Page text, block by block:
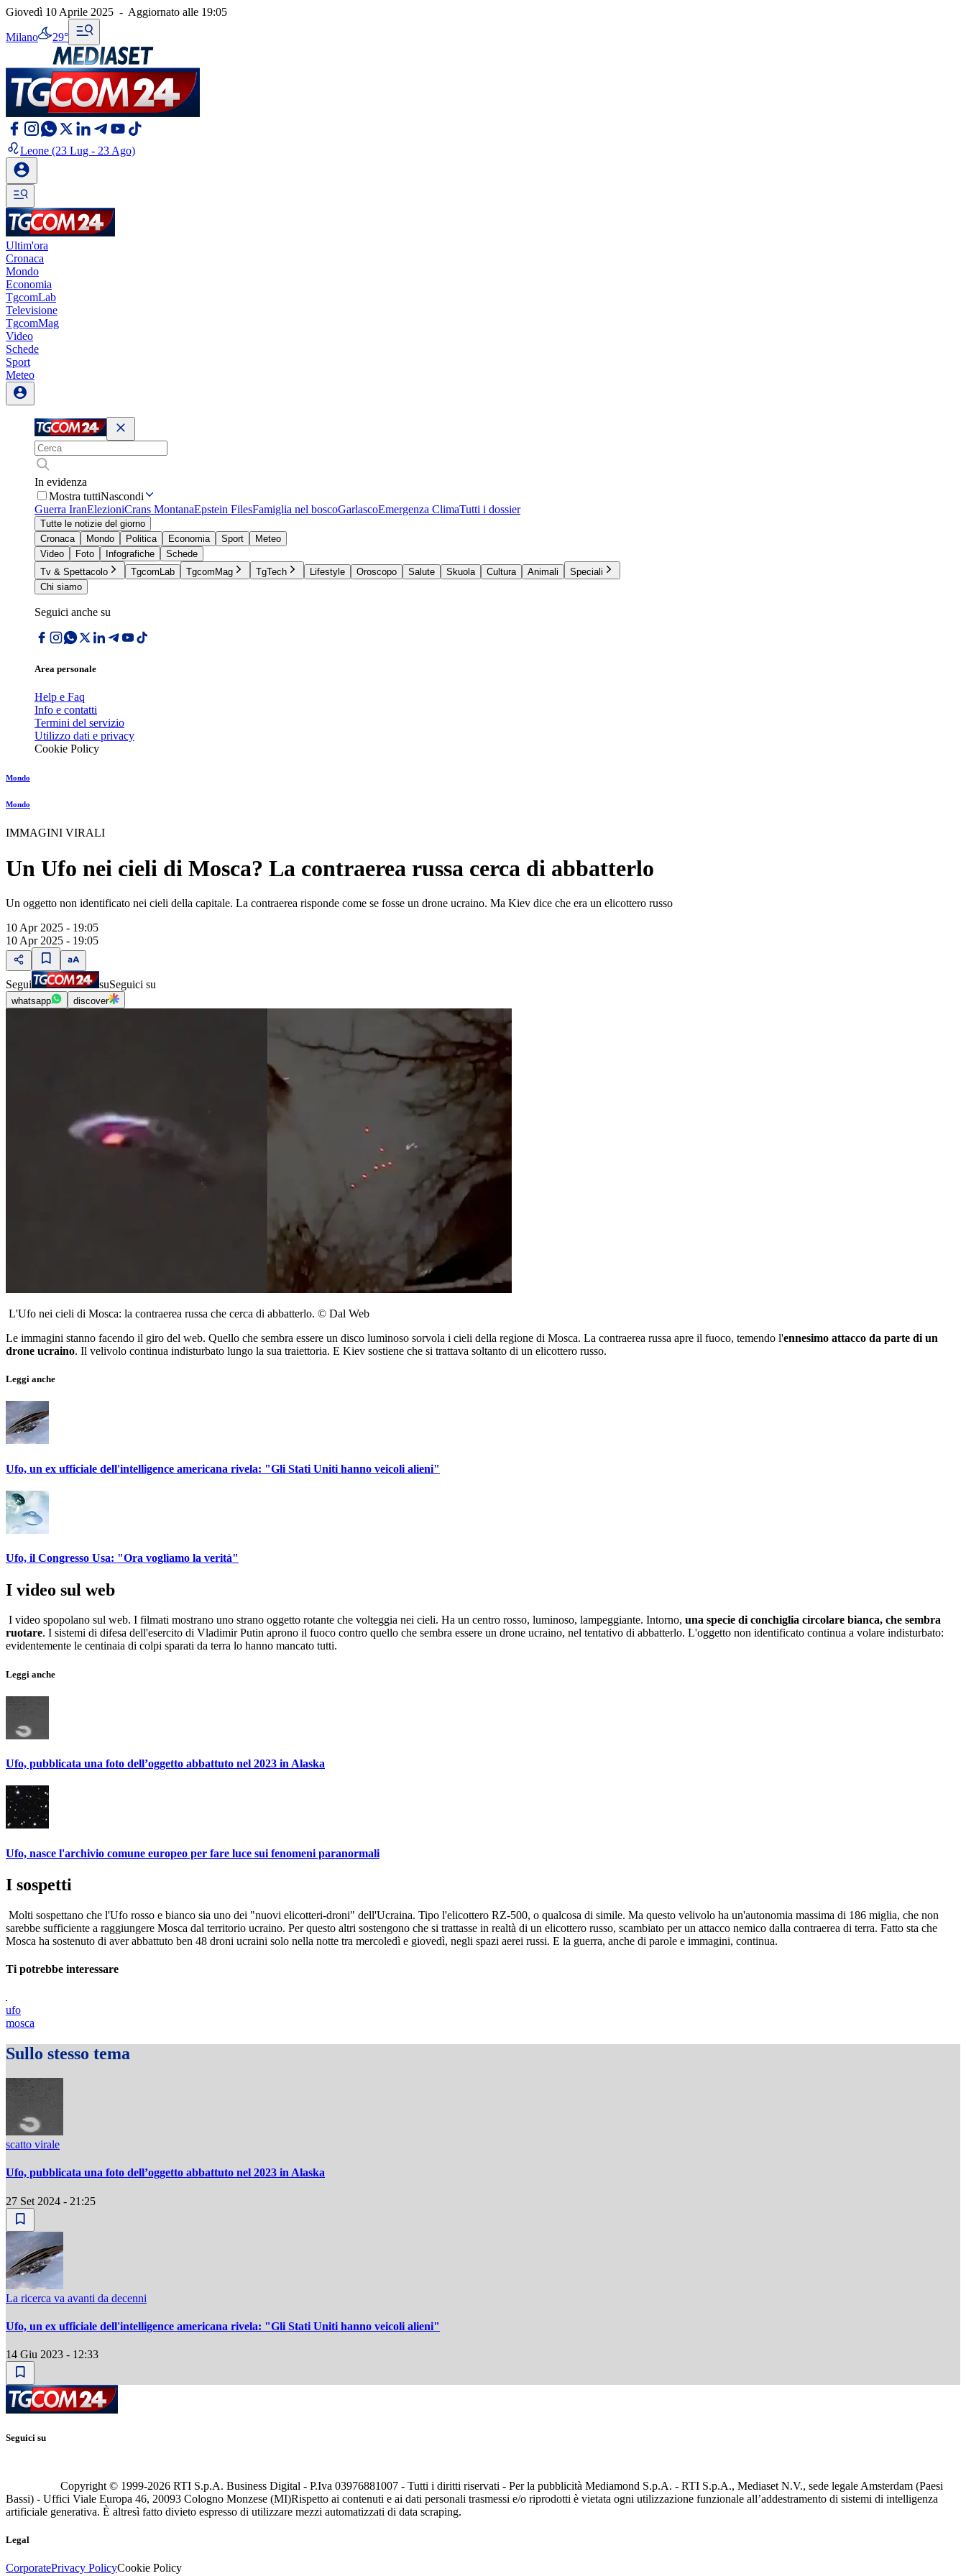
Giovedì 10 Aprile 2025 - Aggiornato alle 19:05
Milano 29°
Leone (23 Lug - 23 Ago)
Ultim'ora
Cronaca
Mondo
Economia
TgcomLab
Televisione
TgcomMag
Video
Schede
Sport
Meteo
In evidenza
Mostra tuttiNascondi
Guerra IranElezioniCrans MontanaEpstein FilesFamiglia nel boscoGarlascoEmergenza ClimaTutti i dossier
Tutte le notizie del giorno
Cronaca
Mondo Politica Economia Sport
Meteo
Video
Foto Infografiche
Schede
Tv & Spettacolo
TgcomLab TgcomMag TgTech Lifestyle Oroscopo Salute Skuola Cultura Animali
Speciali
Chi siamo
Seguici anche su
Area personale
Help e Faq
Info e contatti
Termini del servizio
Utilizzo dati e privacy
Cookie Policy
Mondo
Mondo
IMMAGINI VIRALI
Un Ufo nei cieli di Mosca? La contraerea russa cerca di abbatterlo
Un oggetto non identificato nei cieli della capitale. La contraerea risponde come se fosse un drone ucraino. Ma Kiev dice che era un elicottero russo
10 Apr 2025 - 19:05
10 Apr 2025 - 19:05
Segui suSeguici su
whatsapp discover
L'Ufo nei cieli di Mosca: la contraerea russa che cerca di abbatterlo. © Dal Web
Le immagini stanno facendo il giro del web. Quello che sembra essere un disco luminoso sorvola i cieli della regione di Mosca. La contraerea russa apre il fuoco, temendo l'ennesimo attacco da parte di un
drone ucraino. Il velivolo continua indisturbato lungo la sua traiettoria. E Kiev sostiene che si trattava soltanto di un elicottero russo.
Leggi anche
Ufo, un ex ufficiale dell'intelligence americana rivela: "Gli Stati Uniti hanno veicoli alieni"
Ufo, il Congresso Usa: "Ora vogliamo la verità"
I video sul web
I video spopolano sul web. I filmati mostrano uno strano oggetto rotante che volteggia nei cieli. Ha un centro rosso, luminoso, lampeggiante. Intorno, una specie di conchiglia circolare bianca, che sembra
ruotare. I sistemi di difesa dell'esercito di Vladimir Putin aprono il fuoco contro quello che sembra essere un drone ucraino, nel tentativo di abbatterlo. L'oggetto non identificato continua a volare indisturbato:
evidentemente le centinaia di colpi sparati da terra lo hanno mancato tutti.
Leggi anche
Ufo, pubblicata una foto dell’oggetto abbattuto nel 2023 in Alaska
Ufo, nasce l'archivio comune europeo per fare luce sui fenomeni paranormali
I sospetti
Molti sospettano che l'Ufo rosso e bianco sia uno dei "nuovi elicotteri-droni" dell'Ucraina. Tipo l'elicottero RZ-500, o qualcosa di simile. Ma questo velivolo ha un'autonomia massima di 186 miglia, che non
sarebbe sufficiente a raggiungere Mosca dal territorio ucraino. Per questo altri sostengono che si trattasse in realtà di un elicottero russo, scambiato per un attacco nemico dalla contraerea di terra. Fatto sta che
Mosca ha sostenuto di aver abbattuto ben 48 droni ucraini solo nella notte tra mercoledì e giovedì, negli spazi aerei russi. E la guerra, anche di parole e immagini, continua.
Ti potrebbe interessare
ufo
mosca
Sullo stesso tema
scatto virale
Ufo, pubblicata una foto dell’oggetto abbattuto nel 2023 in Alaska
27 Set 2024 - 21:25
La ricerca va avanti da decenni
Ufo, un ex ufficiale dell'intelligence americana rivela: "Gli Stati Uniti hanno veicoli alieni"
14 Giu 2023 - 12:33
Seguici su
Copyright © 1999-2026 RTI S.p.A. Business Digital - P.Iva 03976881007 - Tutti i diritti riservati - Per la pubblicità Mediamond S.p.A. - RTI S.p.A., Mediaset N.V., sede legale Amsterdam (Paesi
Bassi) - Uffici Viale Europa 46, 20093 Cologno Monzese (MI)Rispetto ai contenuti e ai dati personali trasmessi e/o riprodotti è vietata ogni utilizzazione funzionale all’addestramento di sistemi di intelligenza
artificiale generativa. È altresì fatto divieto espresso di utilizzare mezzi automatizzati di data scraping.
Legal
CorporatePrivacy PolicyCookie Policy